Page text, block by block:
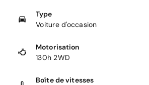
Type
Voiture d'occasion
Motorisation
130h 2WD
Boîte de vitesses